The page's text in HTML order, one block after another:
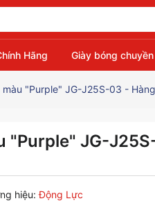
Hãng Giày bóng
"Purple" JG-J25S-03 -
"Purple" JG-
hiệu: Động Lực